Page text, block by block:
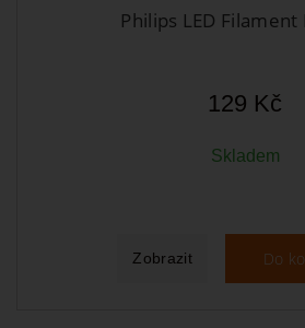
Philips LED Filament
129 Kč
Skladem
Zobrazit Do